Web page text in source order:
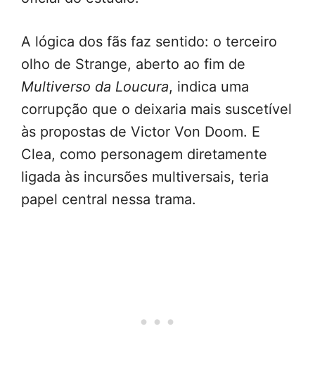
A lógica dos fãs faz sentido: o terceiro
olho de Strange, aberto ao fim de
Multiverso da Loucura, indica uma
corrupção que o deixaria mais suscetível
às propostas de Victor Von Doom. E
Clea, como personagem diretamente
ligada às incursões multiversais, teria
papel central nessa trama.